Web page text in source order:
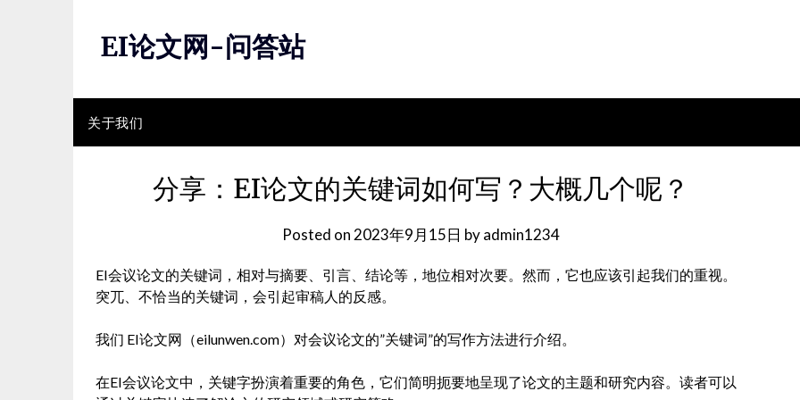
EI论文网-问答站
关于我们
分享：EI论文的关键词如何写？大概几个呢？
Posted on 2023年9月15日 byadmin1234
EI会议论文的关键词，相对与摘要、引言、结论等，地位相对次要。然而，它也应该引起我们的重视。
突兀、不恰当的关键词，会引起审稿人的反感。
我们 EI论文网（eilunwen.com）对会议论文的”关键词”的写作方法进行介绍。
在EI会议论文中，关键字扮演着重要的角色，它们简明扼要地呈现了论文的主题和研究内容。读者可以